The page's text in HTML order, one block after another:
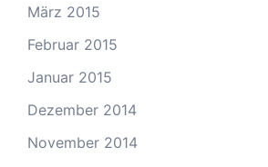
März 2015
Februar 2015
Januar 2015
Dezember 2014
November 2014